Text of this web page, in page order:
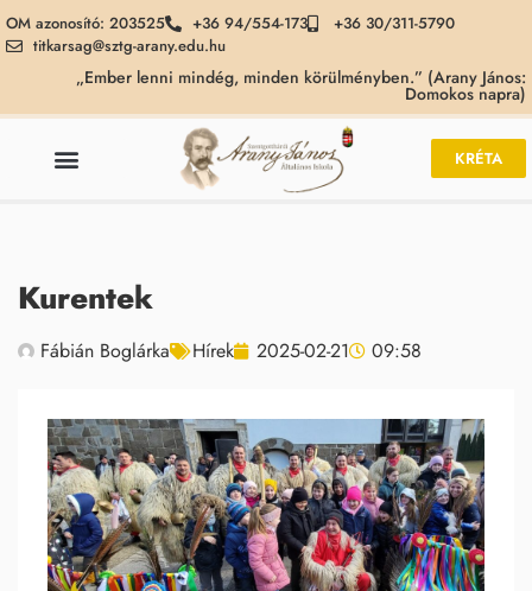
OM azonosító: 203525 +36 94/554-173
+36 30/311-5790
titkarsag@sztg-arany.edu.hu
„Ember lenni mindég, minden körülményben.” (Arany János:
Domokos napra)
KRÉTA
Kurentek
Fábián Boglárka Hírek 2025-02-21 09:58